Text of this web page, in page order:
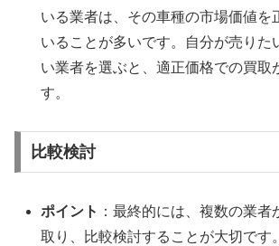
いる業者は、その車種の市場価値を
いることが多いです。自分が売りた
い業者を選ぶと、適正価格での買取
す。
比較検討
ポイント ：最終的には、複数の業者
取り、比較検討することが大切です